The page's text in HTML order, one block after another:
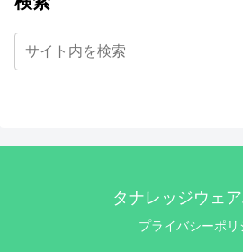
タナレッジウェ
プライバシーポリ